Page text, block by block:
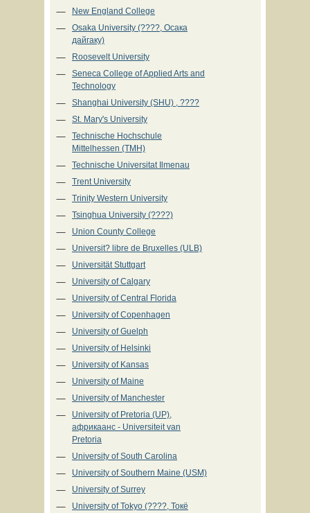
New England College
Osaka University (????, Осака
дайгаку)
Roosevelt University
Seneca College of Applied Arts and
Technology
Shanghai University (SHU) , ????
St. Mary's University
Technische Hochschule
Mittelhessen (TMH)
Technische Universitat Ilmenau
Trent University
Trinity Western University
Tsinghua University (????)
Union County College
Universit? libre de Bruxelles (ULB)
Universität Stuttgart
University of Calgary
University of Central Florida
University of Copenhagen
University of Guelph
University of Helsinki
University of Kansas
University of Maine
University of Manchester
University of Pretoria (UP),
африкаанс - Universiteit van
Pretoria
University of South Carolina
University of Southern Maine (USM)
University of Surrey
University of Tokyo (????, Токё